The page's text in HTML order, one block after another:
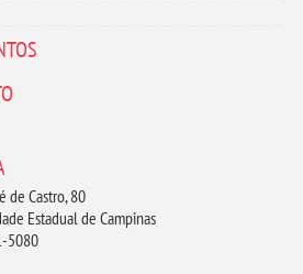
de Castro, 80
Estadual de Campinas
5080